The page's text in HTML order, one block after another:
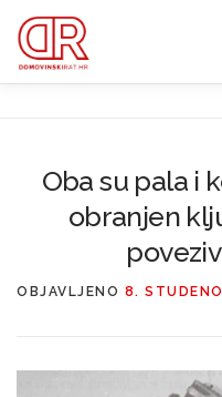
sadržaj
IZDVOJENE KATEGORIJE
Search for:
Search Button
Oba su pala i
obranjen
OBJAVLJENO 8.